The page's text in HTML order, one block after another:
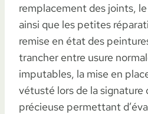
remplacement des joints,
ainsi que les petites
remise en état des
trancher entre usure
imputables, la mise en
vétusté lors de la signature
précieuse permettant